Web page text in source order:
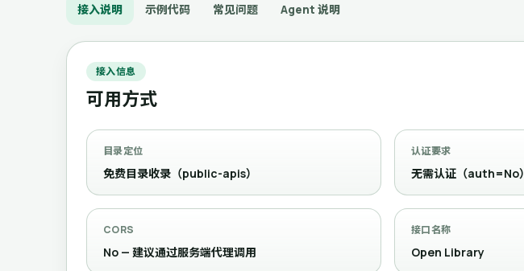
接入说明 示例代码 常见问题 Agent 说明
接入信息
可用方式
目录定位
免费目录收录（public-apis）
认证要求
无需认证（auth=No）
CORS
No — 建议通过服务端代理调用
接口名称
Open Library